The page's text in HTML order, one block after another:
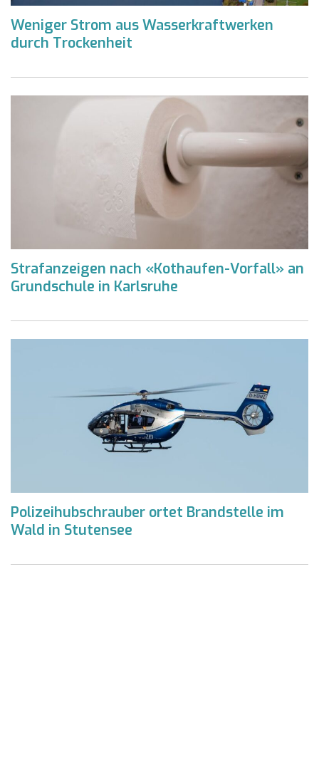
Weniger Strom aus Wasserkraftwerken
durch Trockenheit
Strafanzeigen nach «Kothaufen-Vorfall» an
Grundschule in Karlsruhe
Polizeihubschrauber ortet Brandstelle im
Wald in Stutensee